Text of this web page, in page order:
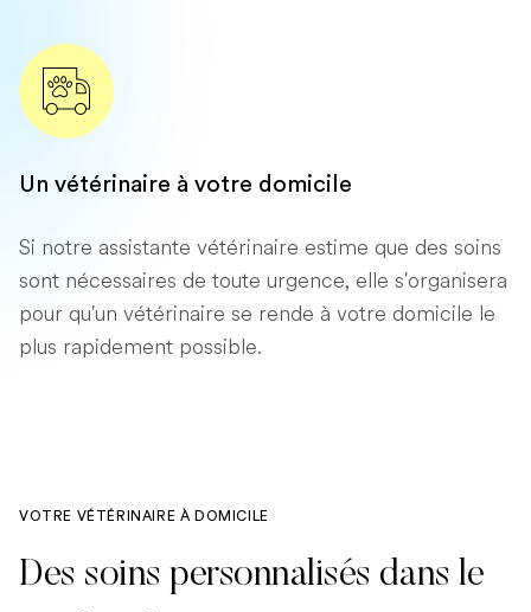
Un vétérinaire à votre domicile
Si notre assistante vétérinaire estime que des soins
sont nécessaires de toute urgence, elle s'organisera
pour qu'un vétérinaire se rende à votre domicile le
plus rapidement possible.
VOTRE VÉTÉRINAIRE À DOMICILE
Des soins personnalisés dans le